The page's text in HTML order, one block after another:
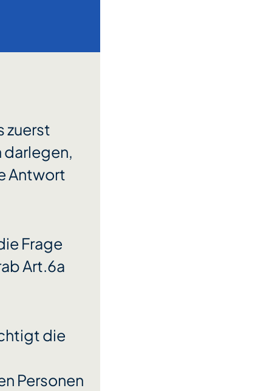
zuerst
darlegen,
Antwort
Frage
Art.6a
die
Personen